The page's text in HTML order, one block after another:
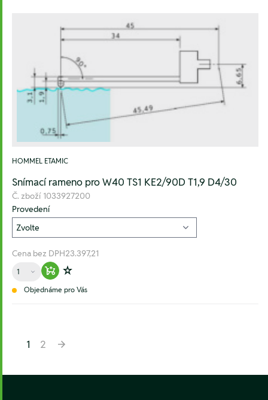
HOMMEL ETAMIC
Snímací rameno pro W40 TS1 KE2/90D T1,9 D4/30
Č. zboží 1033927200
Provedení
Cena bez DPH23.397,21
Množství
Warenkorb hinzufügen
Zur Wunschliste hinzufügen
Objednáme pro Vás
1 2